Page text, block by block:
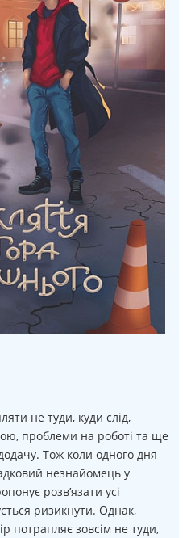
не туди, куди слід,
проблеми на роботі та ще
Тож коли одного дня
незнайомець у
розв’язати усі
ризикнути. Однак,
потрапляє зовсім не туди,